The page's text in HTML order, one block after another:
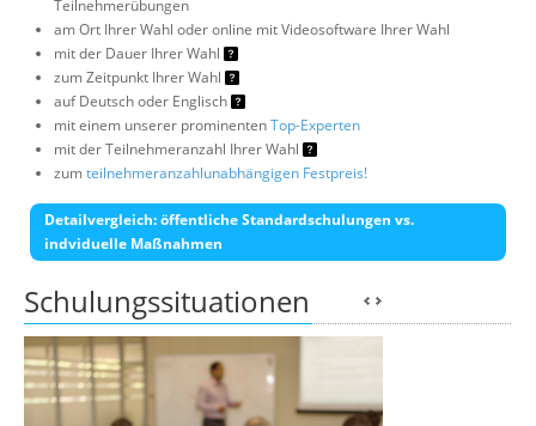
Teilnehmerübungen
am Ort Ihrer Wahl oder online mit Videosoftware Ihrer Wahl
mit der Dauer Ihrer Wahl
zum Zeitpunkt Ihrer Wahl
auf Deutsch oder Englisch
mit einem unserer prominentenTop-Experten
mit der Teilnehmeranzahl Ihrer Wahl
zumteilnehmeranzahlunabhängigen Festpreis!
Detailvergleich: öffentliche Standardschulungen vs.
indviduelle Maßnahmen
Schulungssituationen